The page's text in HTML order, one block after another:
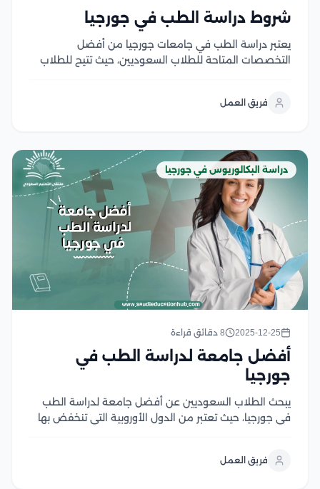
شروط دراسة الطب في جورجيا
يعتبر دراسة الطب في جامعات جورجيا من أفضل
التخصصات المتاحة للطلاب السعوديين، حيث تتيح للطلاب
المستشفيات والمراكز الصحية، بالإضافة إلى قيام الجامعات
فريق العمل
دراسة البكالوريوس في جورجيا
2025-12-25 8 دقائق قراءة
أفضل جامعة لدراسة الطب في
جورجيا
يبحث الطلاب السعوديين عن أفضل جامعة لدراسة الطب
في جورجيا، حيث تعتبر من الدول الأوروبية التي تنخفض بها
يمكن الطلاب من دراسة...
فريق العمل